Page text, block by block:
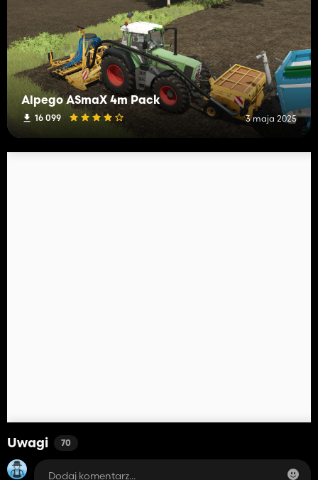
Alpego ASmaX 4m Pack
16 099 3 maja 2025
Uwagi 70